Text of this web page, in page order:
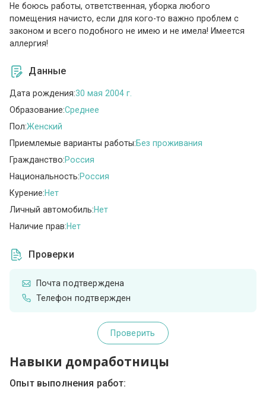
Не боюсь работы, ответственная, уборка любого
помещения начисто, если для кого-то важно проблем с
законом и всего подобного не имею и не имела! Имеется
аллергия!
Данные
Дата рождения:30 мая 2004 г.
Образование:Среднее
Пол:Женский
Приемлемые варианты работы:Без проживания
Гражданство:Россия
Национальность:Россия
Курение:Нет
Личный автомобиль:Нет
Наличие прав:Нет
Проверки
Почта подтверждена
Телефон подтвержден
Проверить
Навыки домработницы
Опыт выполнения работ: